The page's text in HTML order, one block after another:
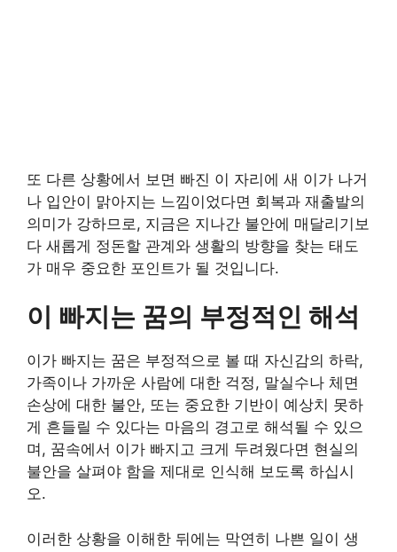
또 다른 상황에서 보면 빠진 이 자리에 새 이가 나거
나 입안이 맑아지는 느낌이었다면 회복과 재출발의
의미가 강하므로, 지금은 지나간 불안에 매달리기보
다 새롭게 정돈할 관계와 생활의 방향을 찾는 태도
가 매우 중요한 포인트가 될 것입니다.
이 빠지는 꿈의 부정적인 해석
이가 빠지는 꿈은 부정적으로 볼 때 자신감의 하락,
가족이나 가까운 사람에 대한 걱정, 말실수나 체면
손상에 대한 불안, 또는 중요한 기반이 예상치 못하
게 흔들릴 수 있다는 마음의 경고로 해석될 수 있으
며, 꿈속에서 이가 빠지고 크게 두려웠다면 현실의
불안을 살펴야 함을 제대로 인식해 보도록 하십시
오.
이러한 상황을 이해한 뒤에는 막연히 나쁜 일이 생